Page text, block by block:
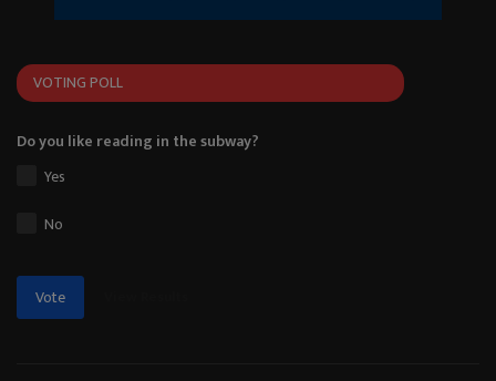
VOTING POLL
Do you like reading in the subway?
Yes
No
Vote